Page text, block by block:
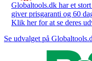
Globaltools.dk har et
giver prisgaranti og 60
Klik her for at se deres
Se udvalget på